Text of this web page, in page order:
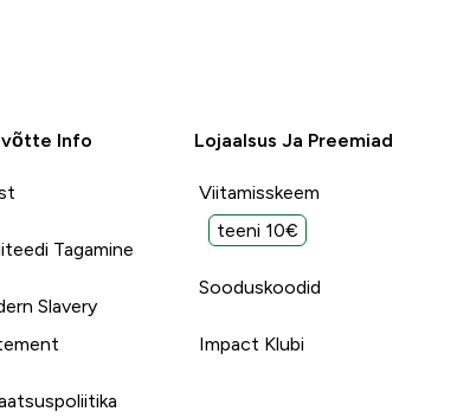
Info
Tagamine
Slavery
Lojaalsus Ja Preemiad
Viitamisskeem
teeni 10€
Sooduskoodid
Impact Klubi